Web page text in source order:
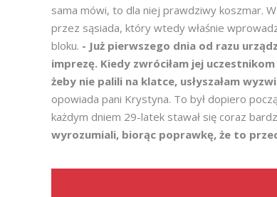
sama mówi, to dla niej prawdziwy koszmar.
przez sąsiada, który wtedy właśnie
bloku. - Już pierwszego dnia od razu
imprezę. Kiedy zwróciłam jej
żeby nie palili na klatce, usłyszałam
opowiada pani Krystyna. To był dopiero
każdym dniem 29-latek stawał się coraz
wyrozumiali, biorąc poprawkę, że to